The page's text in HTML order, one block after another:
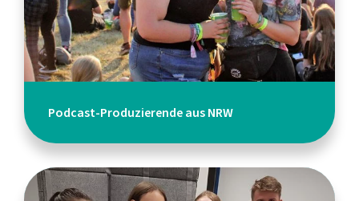
Podcast-Produzierende aus NRW